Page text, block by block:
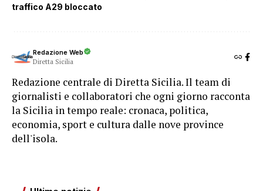
traffico A29 bloccato
Redazione Web
Diretta Sicilia
Redazione centrale di Diretta Sicilia. Il team di
giornalisti e collaboratori che ogni giorno racconta
la Sicilia in tempo reale: cronaca, politica,
economia, sport e cultura dalle nove province
dell'isola.